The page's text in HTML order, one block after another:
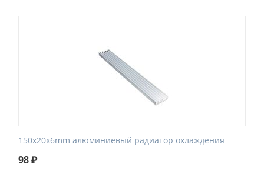
150x20x6mm алюминиевый радиатор охлаждения
98₽